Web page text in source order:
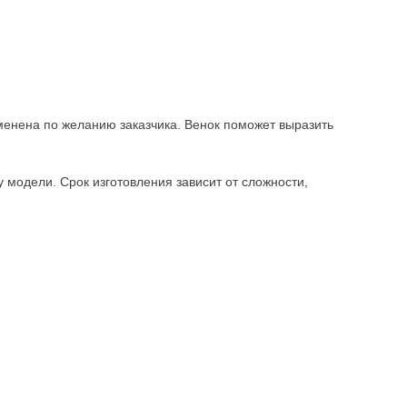
по желанию заказчика. Венок поможет выразить
Срок изготовления зависит от сложности,